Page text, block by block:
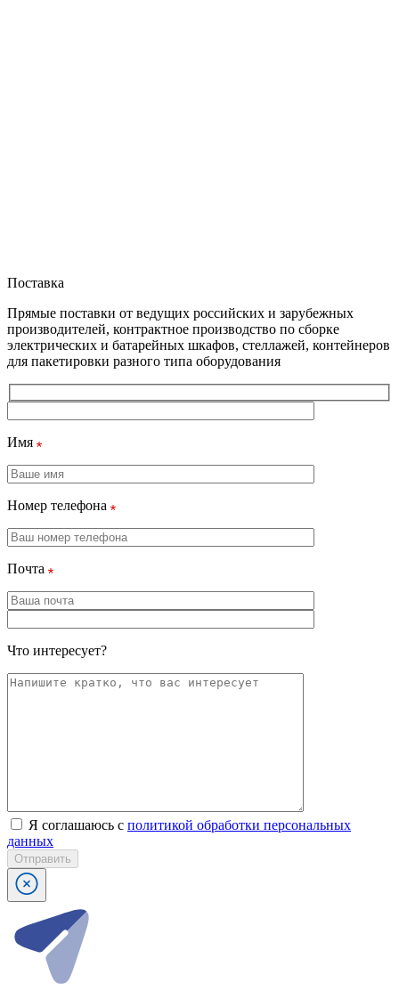
Поставка
Прямые поставки от ведущих российских и зарубежных
производителей, контрактное производство по сборке
электрических и батарейных шкафов, стеллажей, контейнеров
для пакетировки разного типа оборудования
Имя
Номер телефона
Почта
Что интересует?
Я соглашаюсь с политикой обработки персональных
данных
Отправить